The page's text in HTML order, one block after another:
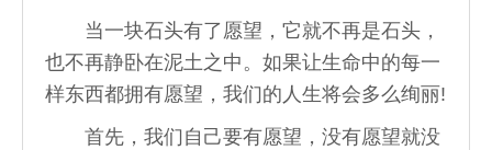
当一块石头有了愿望，它就不再是石头，
也不再静卧在泥土之中。如果让生命中的每一
样东西都拥有愿望，我们的人生将会多么绚丽!
首先，我们自己要有愿望，没有愿望就没